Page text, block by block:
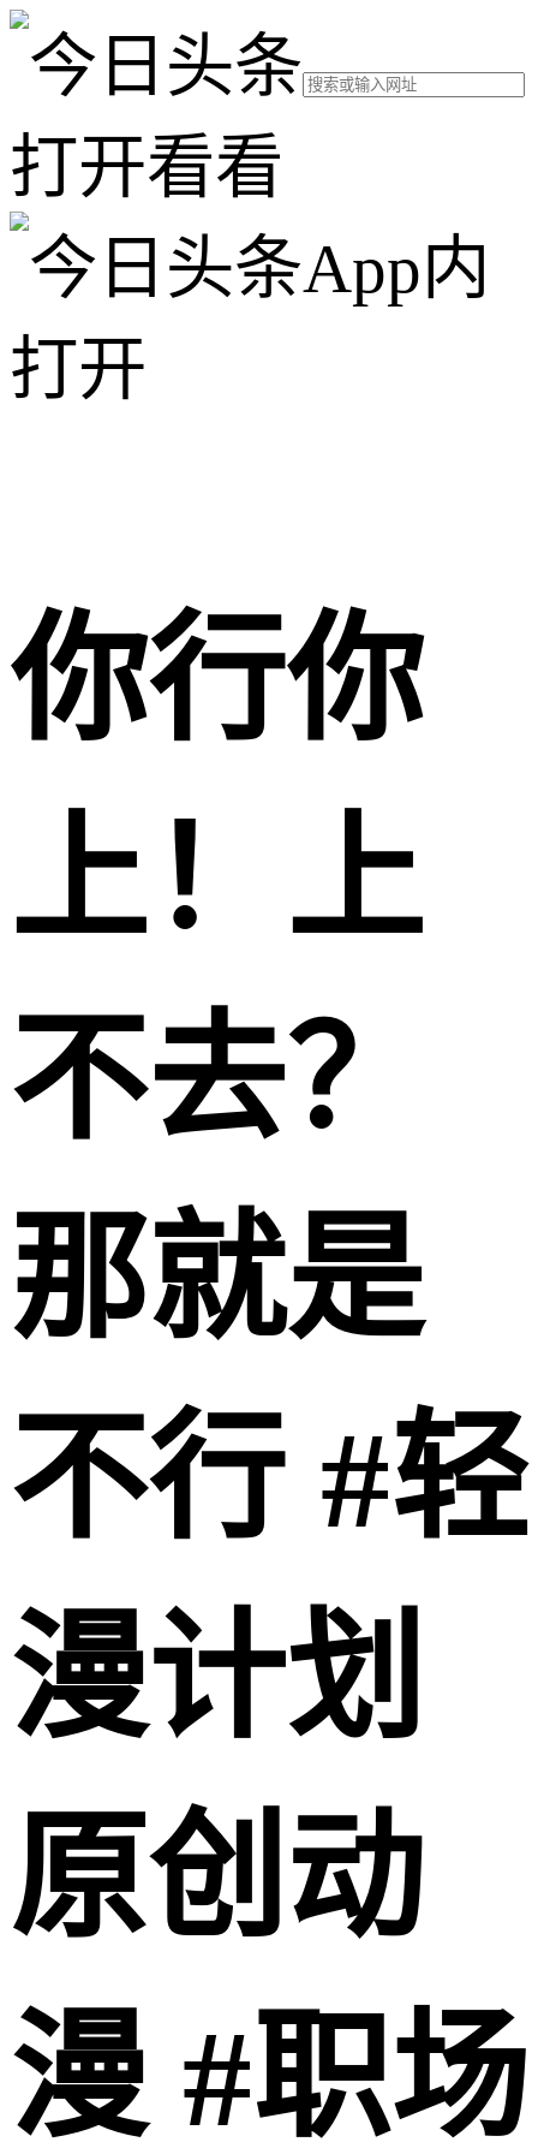
打开看看
App内
打开
你行你
上！上
不去？
那就是
不行 #轻
漫计划
原创动
漫 #职场